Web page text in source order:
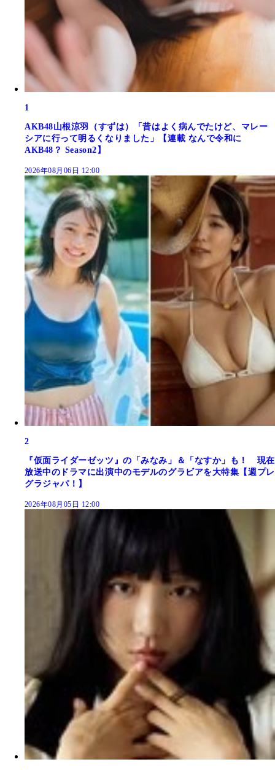
1
AKB48山根涼羽（すずは）「昔はよく病んでたけど、マレー
シアに行って明るくなりました」【連載 なんで令和に
AKB48？ Season2】
2026年08月06日 12:00
2
『仮面ライダーゼッツ』の「みなみ」＆「なすか」も！ 現在
放送中のドラマに出演中のモデルのグラビアを大特集【週プレ
グラジャパ！】
2026年08月05日 12:00